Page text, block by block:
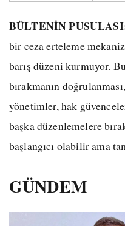
BÜLTENİN
bir ceza erteleme
barış düzeni kurmuyor.
bırakmanın
yönetimler, hak
başka düzenlemelere
başlangıcı olabilir ama
GÜNDEM